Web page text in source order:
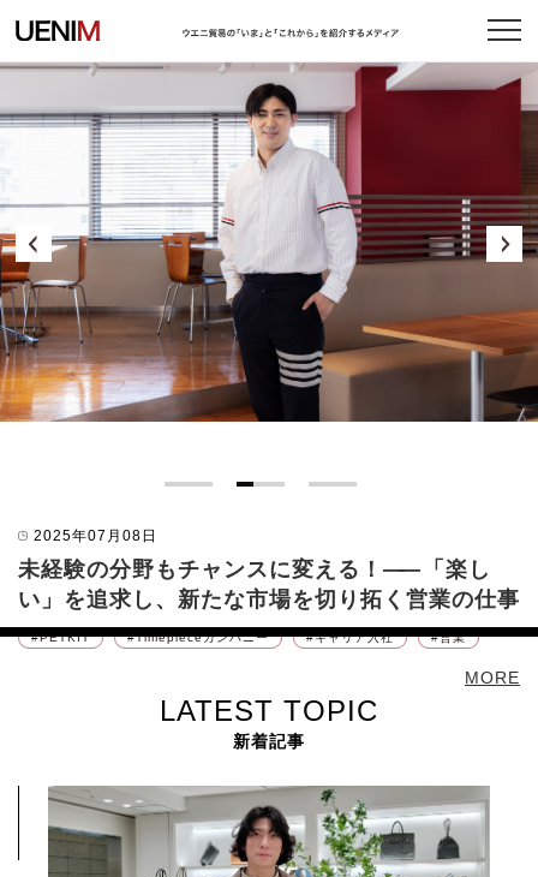
2026年03月10日
"ファンを生む接客" ―― 『金ネーム』獲得販売員
が語る、 ブランドの価値を届けるという仕事
FashionandLifestyleカンパニー PELLE MORBIDA
2025年07月08日
未経験の分野もチャンスに変える！ ――
「楽し
い」を追求し、新たな市場を切り拓く営業の仕事
PETKIT Timepieceカンパニー キャリア入社 営業
MORE
2021年12月10日
入社2年目で挑んだ新規ハンターへの道
――
これまでのアプローチ手順を見直した新規営
業の進め方
Timepieceカンパニー 営業 新卒入社 新規営業
LATEST TOPIC
新着記事